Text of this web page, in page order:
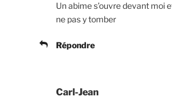
Un abime s’ouvre devant moi
ne pas y tomber
Répondre
Carl-Jean